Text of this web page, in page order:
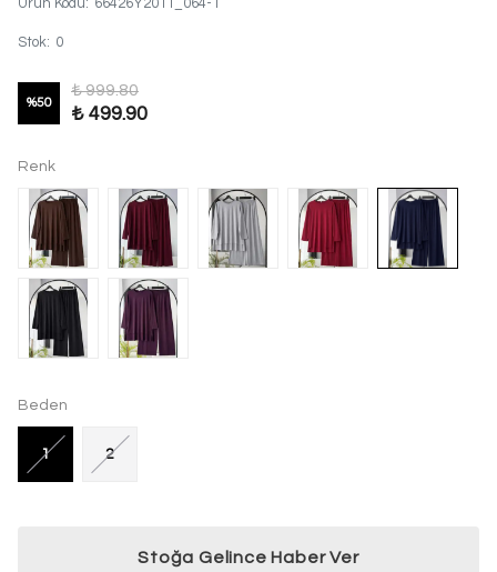
Ürün Kodu: 66426Y2011_064-1
Stok: 0
%50
₺ 999.80
₺ 499.90
Renk
Beden
1 2
Stoğa Gelince Haber Ver